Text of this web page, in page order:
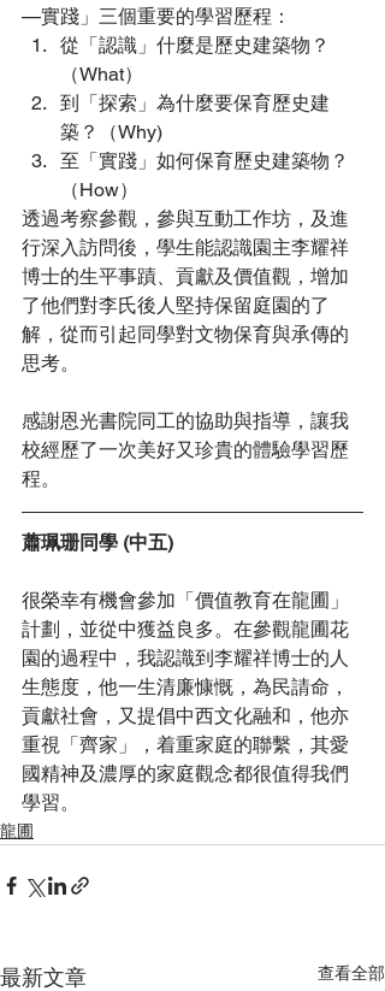
—實踐」三個重要的學習歷程：
從「認識」什麼是歷史建築物？
（What）
到「探索」為什麼要保育歷史建
築？（Why)
至「實踐」如何保育歷史建築物？
（How）
透過考察參觀，參與互動工作坊，及進
行深入訪問後，學生能認識園主李耀祥
博士的生平事蹟、貢獻及價值觀，增加
了他們對李氏後人堅持保留庭園的了
解，從而引起同學對文物保育與承傳的
思考。
感謝恩光書院同工的協助與指導，讓我
校經歷了一次美好又珍貴的體驗學習歷
程。
蕭珮珊同學 (中五)
很榮幸有機會參加「價值教育在龍圃」
計劃，並從中獲益良多。在參觀龍圃花
園的過程中，我認識到李耀祥博士的人
生態度，他一生清廉慷慨，為民請命，
貢獻社會，又提倡中西文化融和，他亦
重視「齊家」，着重家庭的聯繫，其愛
國精神及濃厚的家庭觀念都很值得我們
學習。
龍圃
最新文章 查看全部